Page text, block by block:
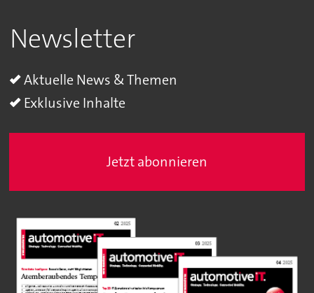
Newsletter
Aktuelle News & Themen
Exklusive Inhalte
Jetzt abonnieren